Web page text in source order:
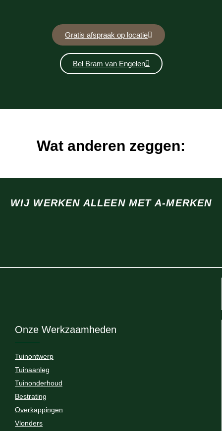
Gratis afspraak op locatie
Bel Bram van Engelen
Wat anderen zeggen:
WIJ WERKEN ALLEEN MET A-MERKEN
Onze Werkzaamheden
Tuinontwerp
Tuinaanleg
Tuinonderhoud
Bestrating
Overkappingen
Vlonders